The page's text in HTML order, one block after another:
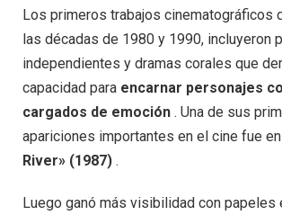
Los primeros trabajos cinematográficos
las décadas de 1980 y 1990, incluyeron
independientes y dramas corales que
capacidad para encarnar personajes
cargados de emoción . Una de sus
apariciones importantes en el cine fue en
River» (1987) .
Luego ganó más visibilidad con papeles